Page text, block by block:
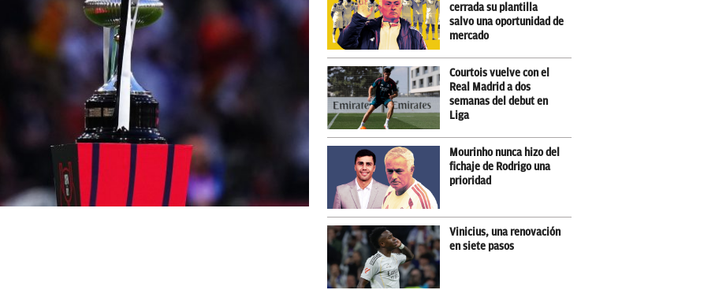
cerrada su plantilla
salvo una oportunidad de
mercado
Courtois vuelve con el
Real Madrid a dos
semanas del debut en
Liga
Mourinho nunca hizo del
fichaje de Rodrigo una
prioridad
Vinicius, una renovación
en siete pasos